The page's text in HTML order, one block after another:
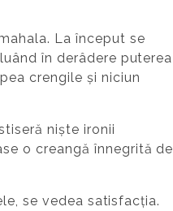
La început se
în derâdere puterea
crengile și niciun
niște ironii
o creangă înnegrită de
se vedea satisfacția.